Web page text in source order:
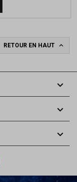
RETOUR EN HAUT 


